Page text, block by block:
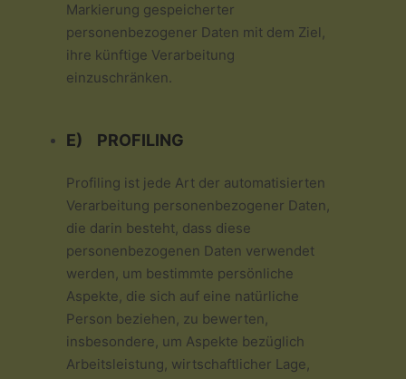
Markierung gespeicherter
personenbezogener Daten mit dem Ziel,
ihre künftige Verarbeitung
einzuschränken.
E) PROFILING
Profiling ist jede Art der automatisierten
Verarbeitung personenbezogener Daten,
die darin besteht, dass diese
personenbezogenen Daten verwendet
werden, um bestimmte persönliche
Aspekte, die sich auf eine natürliche
Person beziehen, zu bewerten,
insbesondere, um Aspekte bezüglich
Arbeitsleistung, wirtschaftlicher Lage,